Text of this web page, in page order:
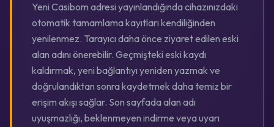
Yeni Casibom adresi yayınlandığında cihazınızdaki
otomatik tamamlama kayıtları kendiliğinden
yenilenmez. Tarayıcı daha önce ziyaret edilen eski
alan adını önerebilir. Geçmişteki eski kaydı
kaldırmak, yeni bağlantıyı yeniden yazmak ve
doğrulandıktan sonra kaydetmek daha temiz bir
erişim akışı sağlar. Son sayfada alan adı
uyuşmazlığı, beklenmeyen indirme veya uyarı